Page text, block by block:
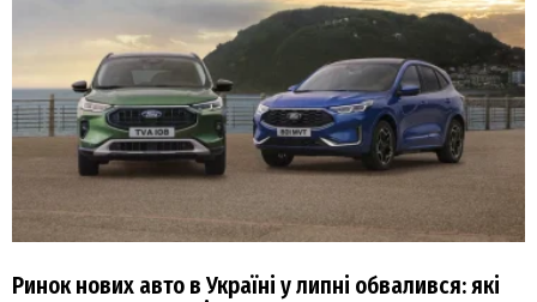
Ринок нових авто в Україні у липні обвалився: які